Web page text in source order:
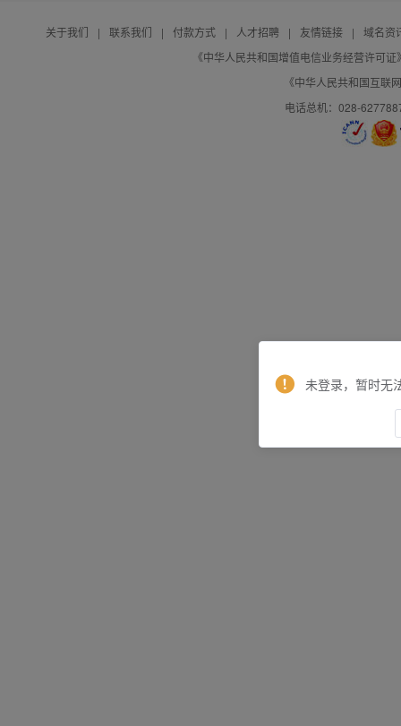
关于我们 | 联系我们 | 付款方式 | 人才招聘 | 友情链接 |
域名资
《中华人民共和国增值电信业务经营许可
《中华人民共和国互联
电话总机：028-
未登录，暂时无